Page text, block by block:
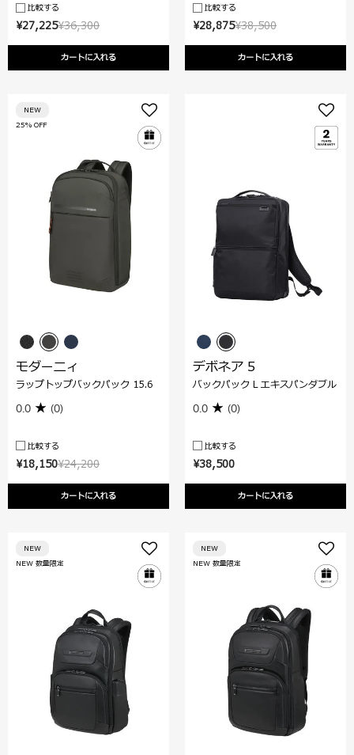
¥36,300
¥27,225
カートに入れる
比較する
¥38,500
¥28,875
カートに入れる
比較する
¥24,200
¥18,150
カートに入れる
25% OFF
NEW
モダーニィ
ラップトップバックパック 15.6
0.0 (0)
比較する
¥38,500
カートに入れる
デボネア 5
バックパック L エキスパンダブル
0.0 (0)
比較する
NEW 数量限定
NEW
NEW 数量限定
NEW